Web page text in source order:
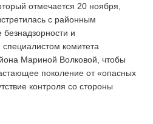
отмечается 20 ноября,
с районным
и
комитета
Мариной Волковой, чтобы
поколение от «опасных
контроля со стороны